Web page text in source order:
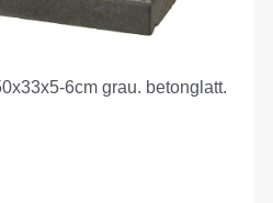
6cm grau. betonglatt.